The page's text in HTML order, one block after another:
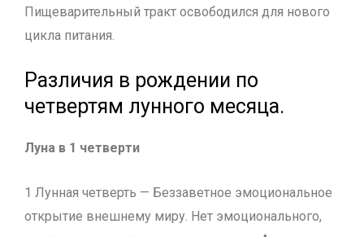
Пищеварительный тракт освободился для нового
цикла питания.
Различия в рождении по
четвертям лунного месяца.
Луна в 1 четверти
1 Лунная четверть — Беззаветное эмоциональное
открытие внешнему миру. Нет эмоционального,